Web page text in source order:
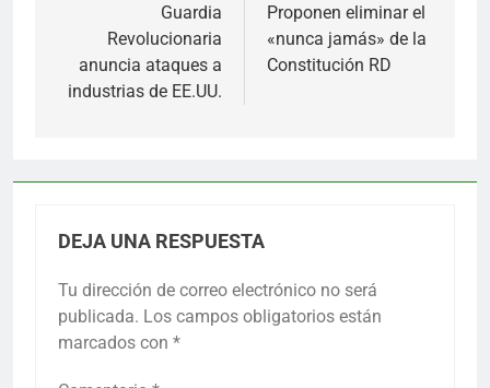
entradas
Guardia
Revolucionaria
anuncia ataques a
industrias de EE.UU.
Proponen eliminar el
«nunca jamás» de la
Constitución RD
DEJA UNA RESPUESTA
Tu dirección de correo electrónico no será
publicada. Los campos obligatorios están
marcados con *